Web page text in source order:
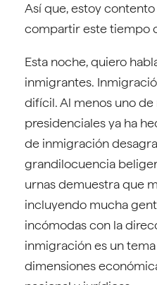
Así que, estoy
compartir este tiempo
Esta noche, quiero
inmigrantes.
difícil. Al menos uno
presidenciales ya ha
de inmigración
grandilocuencia
urnas demuestra que
incluyendo mucha
incómodas con la
inmigración es un
dimensiones